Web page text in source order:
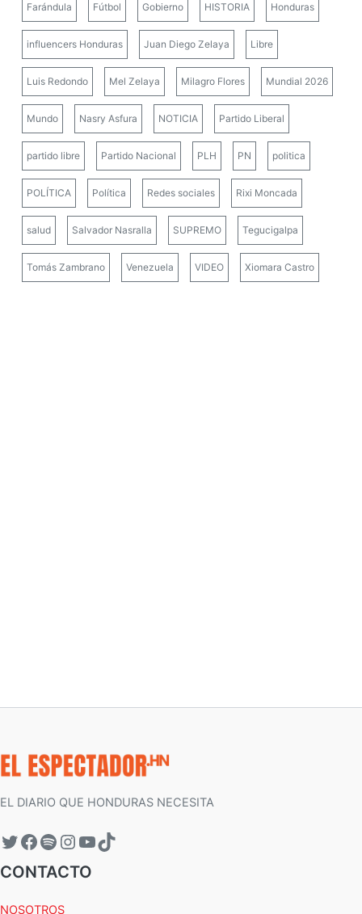
Farándula Fútbol Gobierno HISTORIA Honduras
influencers Honduras Juan Diego Zelaya Libre
Luis Redondo Mel Zelaya Milagro Flores Mundial 2026
Mundo Nasry Asfura NOTICIA Partido Liberal
partido libre Partido Nacional PLH PN politica
POLÍTICA Política Redes sociales Rixi Moncada
salud Salvador Nasralla SUPREMO Tegucigalpa
Tomás Zambrano Venezuela VIDEO Xiomara Castro
EL DIARIO QUE HONDURAS NECESITA
CONTACTO
NOSOTROS